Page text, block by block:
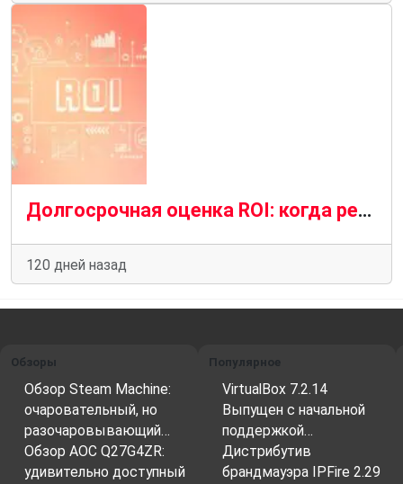
Долгосрочная оценка ROI: когда реально окупается комплексное продвижение сайта
120 дней назад
Обзоры
Обзор Steam Machine:
очаровательный, но
разочаровывающий…
Обзор AOC Q27G4ZR:
удивительно доступный
Популярное
VirtualBox 7.2.14
Выпущен с начальной
поддержкой…
Дистрибутив
брандмауэра IPFire 2.29